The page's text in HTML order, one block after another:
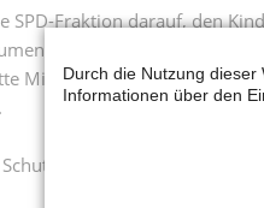
SPD-Fraktion darauf, den
dass gefährdete Kinder
Minister Stamp dies auf
von Kindern begrüßen
Durch die Nutzung
Informationen über den